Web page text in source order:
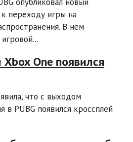
переходу игры на
В нем
Xbox One появился
что с выходом
в PUBG появился кроссплей